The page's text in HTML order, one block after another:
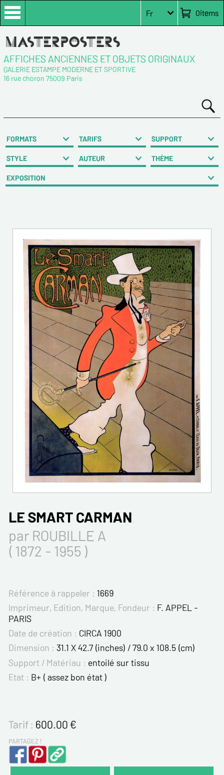
0items
Fr
AFFICHES ANCIENNES ET OBJETS ORIGINAUX
GALERIE ESTAMPE MODERNE ET SPORTIVE
16 rue choron 75009 Paris
FORMATS TARIFS SUPPORT
STYLE AUTEUR THÈME
EXPOSITION
LE SMART CARMAN
par ROUBILLE A
( 1872 - 1955 )
Référence à rappeler : 1669
Imprimeur, Edition, Marque, Fondeur : F. APPEL -
PARIS
Date de création : CIRCA 1900
Dimension : 31.1 X 42.7 (inches) / 79.0 x 108.5 (cm)
Support / Matériau : entoilé sur tissu
Etat : B+ ( assez bon état )
Tarif : 600.00€
PARTAGEZ !